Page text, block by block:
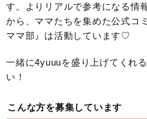
す。よりリアルで参考になる情
から、ママたちを集めた公式コ
ママ部』は活動しています♡
一緒に4yuuuを盛り上げてくれ
い！
こんな方を募集しています